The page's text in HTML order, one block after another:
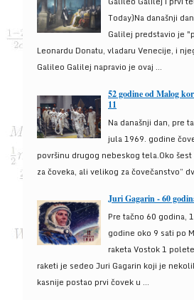
Today)Na današnji
Galilej predstavio je
Leonardu Donatu, vladaru Venecije, i
Galileo Galilej napravio je ovaj ...
52 godine od Malog
11
Na današnji dan, pre
jula 1969. godine
površinu drugog nebeskog tela.Oko
za čoveka, ali velikog za čovečanstvo”
Juri Gagarin - 60
Pre tačno 60 godina,
godine oko 9 sati po
raketa Vostok 1
raketi je sedeo Juri Gagarin koji je
kasnije postao prvi čovek u ...